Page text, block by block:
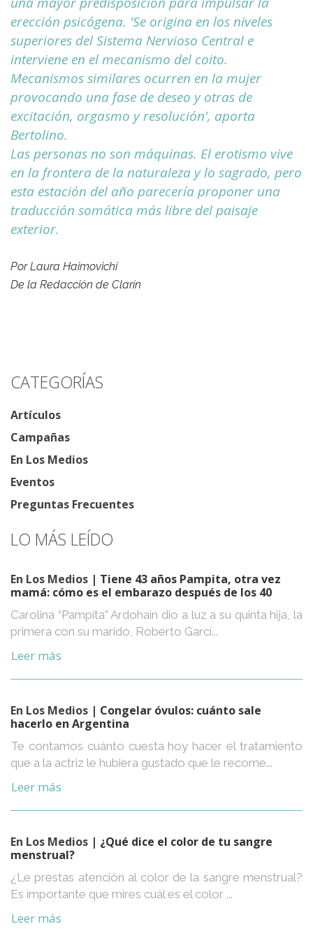
erección psicógena. 'Se origina en los niveles
superiores del Sistema Nervioso Central e
interviene en el mecanismo del coito.
Mecanismos similares ocurren en la mujer
provocando una fase de deseo y otras de
excitación, orgasmo y resolución', aporta
Bertolino.
Las personas no son máquinas. El erotismo vive
en la frontera de la naturaleza y lo sagrado, pero
esta estación del año parecería proponer una
traducción somática más libre del paisaje
exterior.
Por Laura Haimovichi
De la Redacción de Clarín
CATEGORÍAS
Artículos
Campañas
En Los Medios
Eventos
Preguntas Frecuentes
LO MÁS LEÍDO
En Los Medios | Tiene 43 años Pampita, otra vez
mamá: cómo es el embarazo después de los 40
Carolina “Pampita” Ardohain dio a luz a su quinta hija, la
primera con su marido, Roberto Garcí...
Leer más
En Los Medios | Congelar óvulos: cuánto sale
hacerlo en Argentina
Te contamos cuánto cuesta hoy hacer el tratamiento
que a la actriz le hubiera gustado que le recome...
Leer más
En Los Medios | ¿Qué dice el color de tu sangre
menstrual?
¿Le prestas atención al color de la sangre menstrual?
Es importante que mires cuál es el color ...
Leer más